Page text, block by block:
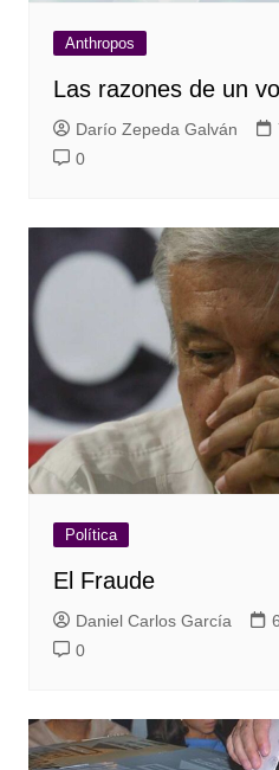
Anthropos
Las razones de un
Darío Zepeda Galván
0
Política
El Fraude
Daniel Carlos García
0